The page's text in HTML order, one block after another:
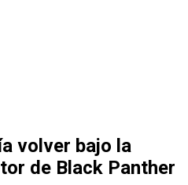
volver bajo la
de Black Panther